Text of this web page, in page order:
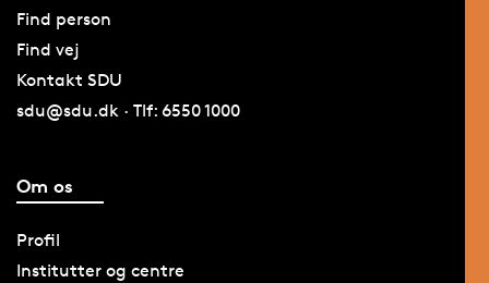
Find person
Find vej
Kontakt SDU
sdu@sdu.dk · Tlf: 6550 1000
Om os
Profil
Institutter og centre